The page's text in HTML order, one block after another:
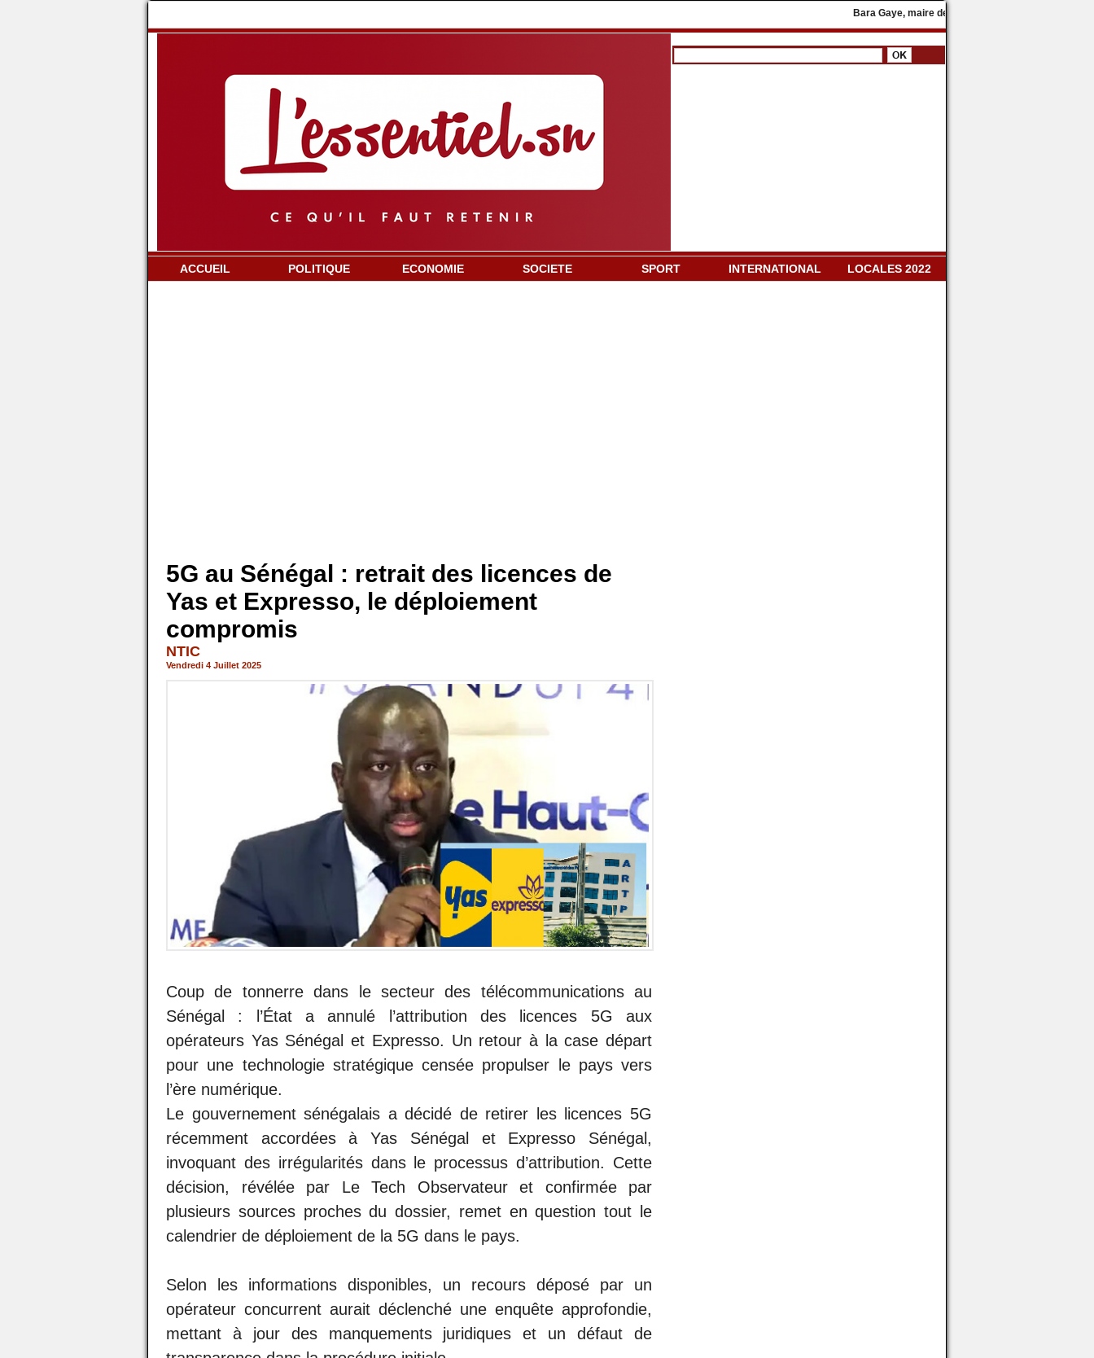
Bara Gaye, maire de Yeumbeul, rejoint le parti
ACCUEIL POLITIQUE ECONOMIE SOCIETE SPORT INTERNATIONAL LOCALES 2022
5G au Sénégal : retrait des licences de
Yas et Expresso, le déploiement
compromis
NTIC
Vendredi 4 Juillet 2025
Coup de tonnerre dans le secteur des télécommunications au
Sénégal : l’État a annulé l’attribution des licences 5G aux
opérateurs Yas Sénégal et Expresso. Un retour à la case départ
pour une technologie stratégique censée propulser le pays vers
l’ère numérique.
Le gouvernement sénégalais a décidé de retirer les licences 5G
récemment accordées à Yas Sénégal et Expresso Sénégal,
invoquant des irrégularités dans le processus d’attribution. Cette
décision, révélée par Le Tech Observateur et confirmée par
plusieurs sources proches du dossier, remet en question tout le
calendrier de déploiement de la 5G dans le pays.
Selon les informations disponibles, un recours déposé par un
opérateur concurrent aurait déclenché une enquête approfondie,
mettant à jour des manquements juridiques et un défaut de